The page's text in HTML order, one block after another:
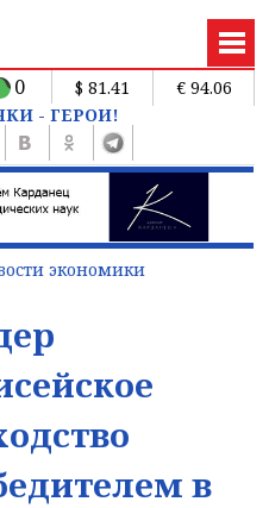
0 $ 81.41
€ 94.06
- ГЕРОИ!
экономики
в